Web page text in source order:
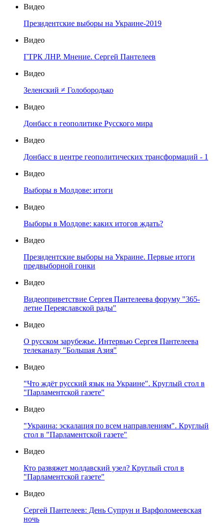
Видео
Президентские выборы на Украине-2019
Видео
ГТРК ЛНР. Мнение. Сергей Пантелеев
Видео
Зеленский ≠ Голобородько
Видео
Донбасс в геополитике Русского мира
Видео
Донбасс в центре геополитических трансформаций - 1
Видео
Выборы в Молдове: итоги
Видео
Выборы в Молдове: каких итогов ждать?
Видео
Президентские выборы на Украине. Первые итоги
предвыборной гонки
Видео
Видеоприветствие Сергея Пантелеева форуму "365-
летие Переяславской рады"
Видео
О русском зарубежье. Интервью Сергея Пантелеева
телеканалу "Большая Азия"
Видео
"Что ждёт русский язык на Украине". Круглый стол в
"Парламентской газете"
Видео
"Украина: эскалация по всем направлениям". Круглый
стол в "Парламентской газете"
Видео
Кто развяжет молдавский узел? Круглый стол в
"Парламентской газете"
Видео
Сергей Пантелеев: День Супрун и Варфоломеевская
ночь